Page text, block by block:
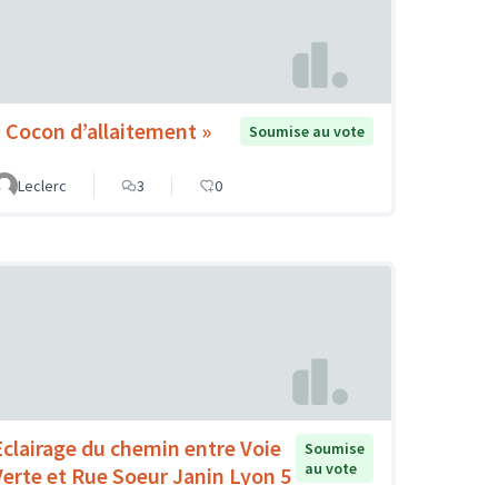
Cocon d’allaitement » Soumise au vote
Leclerc 3 0
du chemin entre Voie
et Rue Soeur Janin Lyon 5
Soumise
au vote